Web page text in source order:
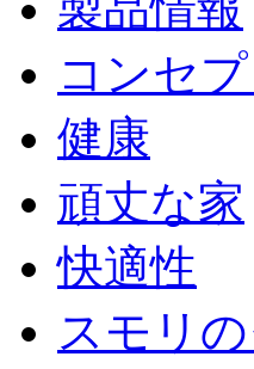
コンセプ
健康
頑丈な家
快適性
スモリ